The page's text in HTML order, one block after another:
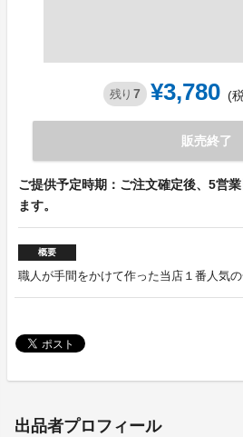
残り 7 ¥3,780 (
販売終了
ご提供予定時期：ご注文確定後、5営
ます。
概要
職人が手間をかけて作った当店１番人気の
出品者プロフィール